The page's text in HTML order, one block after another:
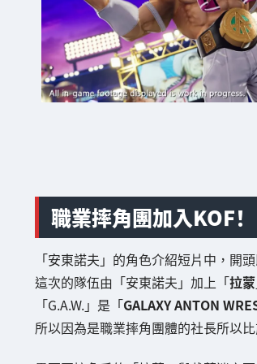
職業摔角團加入KOF！
「安東諾夫」的角色介紹短片中，開
這次的隊伍由「安東諾夫」加上「拉蒙
「G.A.W.」是「GALAXY ANTON
所以因為是職業摔角團體的社長所以